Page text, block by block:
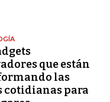
que están
las
cotidianas para